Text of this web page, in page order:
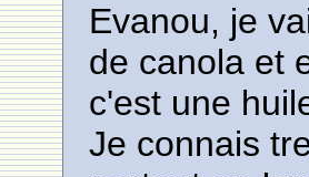
Evanou, je
de canola et
c'est une
Je connais